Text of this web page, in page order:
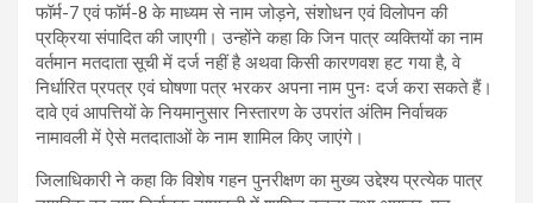
फॉर्म-7 एवं फॉर्म-8 के माध्यम से नाम जोड़ने, संशोधन एवं विलोपन की
प्रक्रिया संपादित की जाएगी। उन्होंने कहा कि जिन पात्र व्यक्तियों का नाम
वर्तमान मतदाता सूची में दर्ज नहीं है अथवा किसी कारणवश हट गया है, वे
निर्धारित प्रपत्र एवं घोषणा पत्र भरकर अपना नाम पुनः दर्ज करा सकते हैं।
दावे एवं आपत्तियों के नियमानुसार निस्तारण के उपरांत अंतिम निर्वाचक
नामावली में ऐसे मतदाताओं के नाम शामिल किए जाएंगे।
जिलाधिकारी ने कहा कि विशेष गहन पुनरीक्षण का मुख्य उद्देश्य प्रत्येक पात्र